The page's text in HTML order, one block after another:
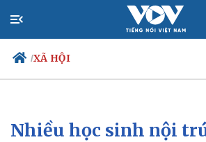
/XÃ HỘI
Chính trị
Xã hội
Nhiều học sinh nội